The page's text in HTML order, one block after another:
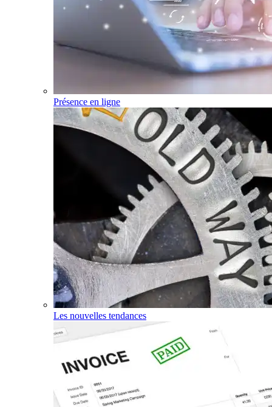
Présence en ligne
Les nouvelles tendances